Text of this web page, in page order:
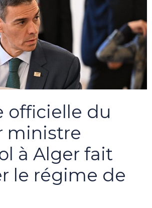
officielle du
ministre
à Alger fait
le régime de